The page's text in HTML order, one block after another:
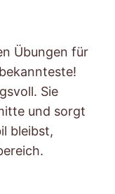
Übungen für
Sie
und sorgt
bleibst,